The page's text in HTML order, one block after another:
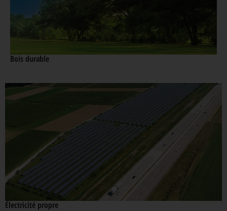
Bois durable
Électricité propre